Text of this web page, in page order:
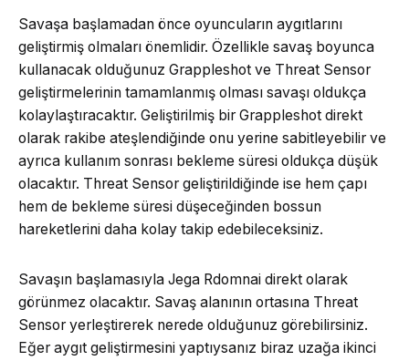
Savaşa başlamadan önce oyuncuların aygıtlarını
geliştirmiş olmaları önemlidir. Özellikle savaş boyunca
kullanacak olduğunuz Grappleshot ve Threat Sensor
geliştirmelerinin tamamlanmış olması savaşı oldukça
kolaylaştıracaktır. Geliştirilmiş bir Grappleshot direkt
olarak rakibe ateşlendiğinde onu yerine sabitleyebilir ve
ayrıca kullanım sonrası bekleme süresi oldukça düşük
olacaktır. Threat Sensor geliştirildiğinde ise hem çapı
hem de bekleme süresi düşeceğinden bossun
hareketlerini daha kolay takip edebileceksiniz.
Savaşın başlamasıyla Jega Rdomnai direkt olarak
görünmez olacaktır. Savaş alanının ortasına Threat
Sensor yerleştirerek nerede olduğunuz görebilirsiniz.
Eğer aygıt geliştirmesini yaptıysanız biraz uzağa ikinci